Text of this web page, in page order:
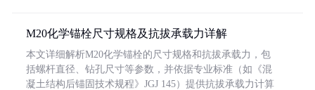
M20化学锚栓尺寸规格及抗拔承载力详解
本文详细解析M20化学锚栓的尺寸规格和抗拔承载力，包
括螺杆直径、钻孔尺寸等参数，并依据专业标准（如《混
凝土结构后锚固技术规程》JGJ 145）提供抗拔承载力计算